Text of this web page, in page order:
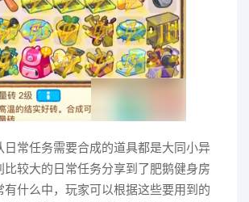
日常任务需要合成的道具都是大同小异
比较大的日常任务分享到了肥鹅健身房
有什么中，玩家可以根据这些要用到的